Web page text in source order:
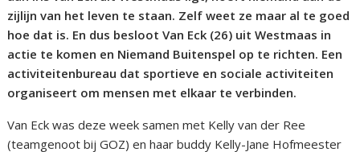
zijlijn van het leven te staan. Zelf weet ze maar al te goed
hoe dat is. En dus besloot Van Eck (26) uit Westmaas in
actie te komen en Niemand Buitenspel op te richten. Een
activiteitenbureau dat sportieve en sociale activiteiten
organiseert om mensen met elkaar te verbinden.
Van Eck was deze week samen met Kelly van der Ree
(teamgenoot bij GOZ) en haar buddy Kelly-Jane Hofmeester